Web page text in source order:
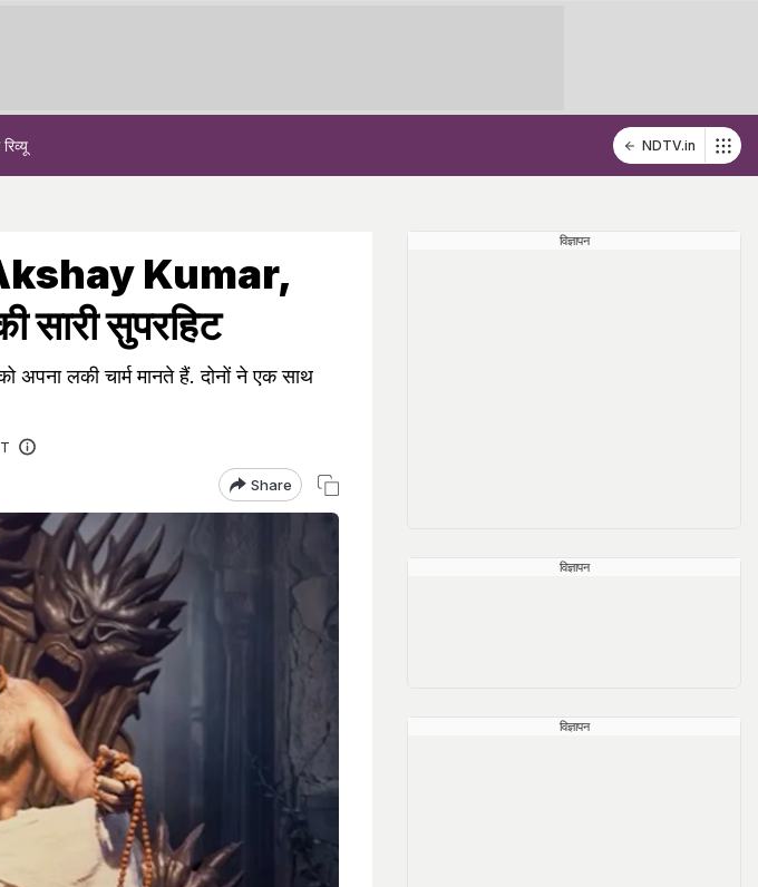
NDTV.in
Akshay Kumar,
सारी सुपरहिट
अपना लकी चार्म मानते हैं. दोनों ने एक साथ
Share
विज्ञापन
विज्ञापन
विज्ञापन